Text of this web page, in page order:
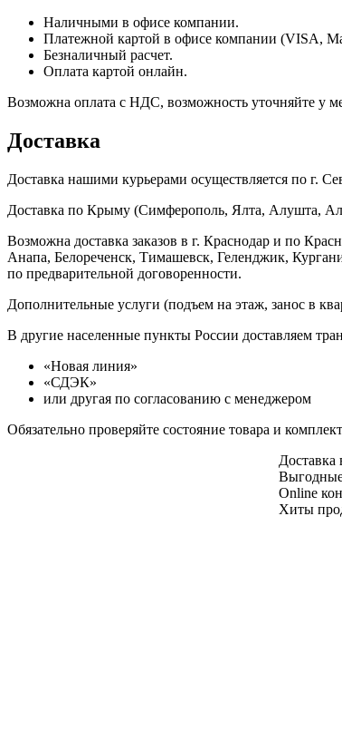
Наличными в офисе компании.
Платежной картой в офисе компании (VISA,
Безналичный расчет.
Оплата картой онлайн.
Возможна оплата с НДС, возможность уточняйте у
Доставка
Доставка нашими курьерами осуществляется по г.
Доставка по Крыму (Симферополь, Ялта, Алушта,
Возможна доставка заказов в г. Краснодар и по
Анапа, Белореченск, Тимашевск, Геленджик,
по предварительной договоренности.
Дополнительные услуги (подъем на этаж, занос в
В другие населенные пункты России доставляем
«Новая линия»
«СДЭК»
или другая по согласованию с менеджером
Обязательно проверяйте состояние товара и
Online
Хиты